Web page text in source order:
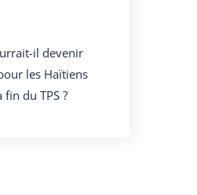
il devenir
les Haïtiens
du TPS ?